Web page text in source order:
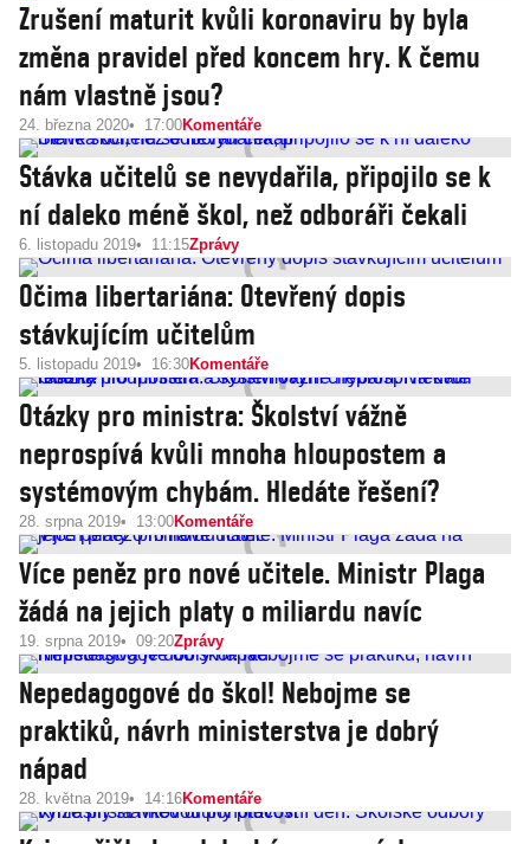
Zrušení maturit kvůli koronaviru by byla
změna pravidel před koncem hry. K čemu
nám vlastně jsou?
24. března 2020 17:00Komentáře
Stávka učitelů se nevydařila, připojilo se k
ní daleko méně škol, než odboráři čekali
6. listopadu 2019 11:15Zprávy
Očima libertariána: Otevřený dopis
stávkujícím učitelům
5. listopadu 2019 16:30Komentáře
Otázky pro ministra: Školství vážně
neprospívá kvůli mnoha hloupostem a
systémovým chybám. Hledáte řešení?
28. srpna 2019 13:00Komentáře
Více peněz pro nové učitele. Ministr Plaga
žádá na jejich platy o miliardu navíc
19. srpna 2019 09:20Zprávy
Nepedagogové do škol! Nebojme se
praktiků, návrh ministerstva je dobrý
nápad
28. května 2019 14:16Komentáře